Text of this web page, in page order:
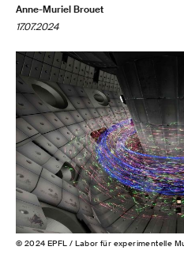
Anne-Muriel Brouet
17.07.2024
© 2024 EPFL / Labor für experimentelle